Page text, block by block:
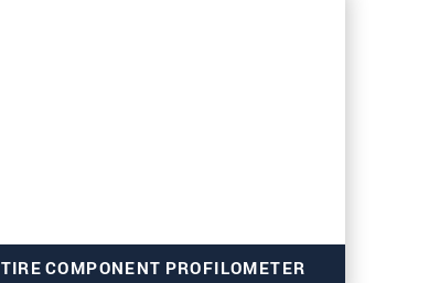
TIRE COMPONENT PROFILOMETER